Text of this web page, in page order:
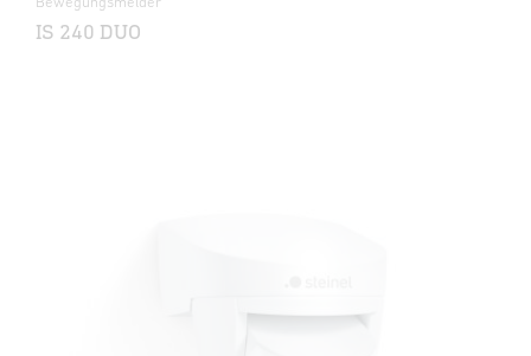
IS 240 DUO